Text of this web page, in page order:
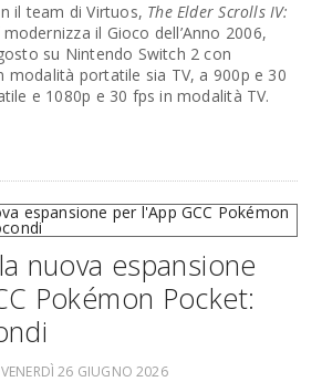
il team di Virtuos, The Elder Scrolls IV:
modernizza il Gioco dell’Anno 2006,
su Nintendo Switch 2 con
modalità portatile sia TV, a 900p e 30
e 1080p e 30 fps in modalità TV.
nuova espansione
Pokémon Pocket:
VENERDÌ 26 GIUGNO 2026